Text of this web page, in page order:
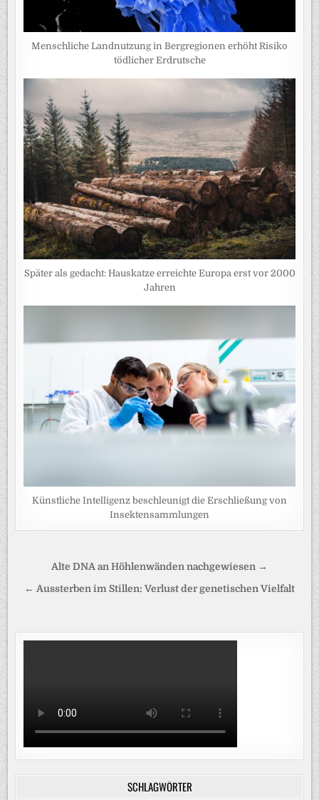
Menschliche Landnutzung in Bergregionen erhöht Risiko
tödlicher Erdrutsche
Später als gedacht: Hauskatze erreichte Europa erst vor 2000
Jahren
Künstliche Intelligenz beschleunigt die Erschließung von
Insektensammlungen
Beitragsnavigation
Alte DNA an Höhlenwänden nachgewiesen →
← Aussterben im Stillen: Verlust der genetischen Vielfalt
SCHLAGWÖRTER